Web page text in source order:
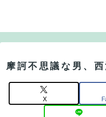
摩訶不思議な男、
X